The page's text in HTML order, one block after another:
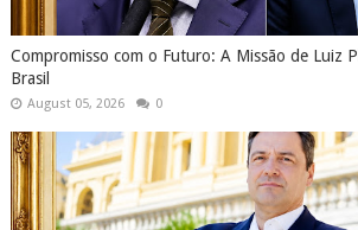
Compromisso com o Futuro: A Missão de Luiz
Brasil
August 05, 2026 0